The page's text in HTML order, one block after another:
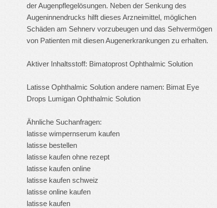
der Augenpflegelösungen. Neben der Senkung des
Augeninnendrucks hilft dieses Arzneimittel, möglichen
Schäden am Sehnerv vorzubeugen und das Sehvermögen
von Patienten mit diesen Augenerkrankungen zu erhalten.
Aktiver Inhaltsstoff: Bimatoprost Ophthalmic Solution
Latisse Ophthalmic Solution andere namen: Bimat Eye
Drops Lumigan Ophthalmic Solution
Ähnliche Suchanfragen:
latisse wimpernserum kaufen
latisse bestellen
latisse kaufen ohne rezept
latisse kaufen online
latisse kaufen schweiz
latisse online kaufen
latisse kaufen